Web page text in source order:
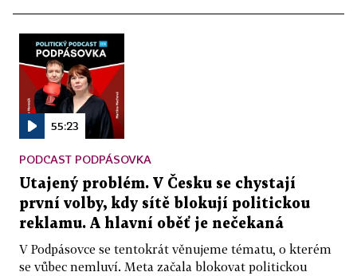
55:23
PODCAST PODPÁSOVKA
Utajený problém. V Česku se chystají
první volby, kdy sítě blokují politickou
reklamu. A hlavní oběť je nečekaná
V Podpásovce se tentokrát věnujeme tématu, o kterém
se vůbec nemluví. Meta začala blokovat politickou